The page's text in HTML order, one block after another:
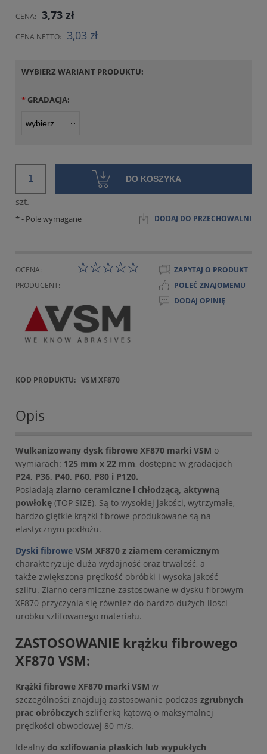
CENA: 3,73 zł
CENA NETTO: 3,03 zł
WYBIERZ WARIANT PRODUKTU:
* GRADACJA:
szt.
DO KOSZYKA
DODAJ DO PRZECHOWALNI
*- Pole wymagane
OCENA:
PRODUCENT:
KOD PRODUKTU: VSM XF870
ZAPYTAJ O PRODUKT
POLEĆ ZNAJOMEMU
DODAJ OPINIĘ
Opis
Wulkanizowany dysk fibrowe XF870 marki VSM o
wymiarach: 125 mm x 22 mm, dostępne w gradacjach
P24, P36, P40, P60, P80 i P120.
Posiadają ziarno ceramiczne i chłodzącą, aktywną
powłokę (TOP SIZE). Są to wysokiej jakości, wytrzymałe,
bardzo giętkie krążki fibrowe produkowane są na
elastycznym podłożu.
Dyski fibrowe VSM XF870 z ziarnem ceramicznym
charakteryzuje duża wydajność oraz trwałość, a
także zwiększona prędkość obróbki i wysoka jakość
szlifu. Ziarno ceramiczne zastosowane w dysku fibrowym
XF870 przyczynia się również do bardzo dużych ilości
urobku szlifowanego materiału.
ZASTOSOWANIE krążku fibrowego
XF870 VSM:
Krążki fibrowe XF870 marki VSM w
szczególności znajdują zastosowanie podczas zgrubnych
prac obróbczych szlifierką kątową o maksymalnej
prędkości obwodowej 80 m/s.
Idealny do szlifowania płaskich lub wypukłych